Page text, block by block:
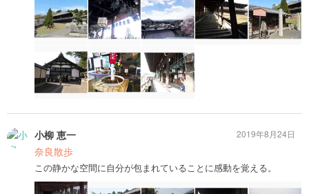
小柳 恵一
奈良散歩
この静かな空間に自分が包まれていることに感動を覚える。
2019年8月24日